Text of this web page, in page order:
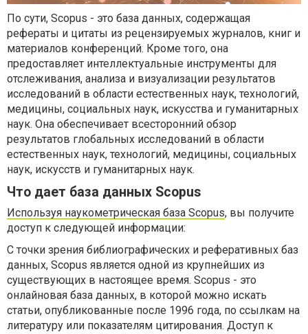
По сути, Scopus - это база данных, содержащая
рефераты и цитаты из рецензируемых журналов, книг и
материалов конференций. Кроме того, она
предоставляет интеллектуальные инструменты для
отслеживания, анализа и визуализации результатов
исследований в области естественных наук, технологий,
медицины, социальных наук, искусства и гуманитарных
наук. Она обеспечивает всесторонний обзор
результатов глобальных исследований в области
естественных наук, технологий, медицины, социальных
наук, искусств и гуманитарных наук.
Что дает база данных Scopus
Используя наукометрическая база Scopus, вы получите
доступ к следующей информации:
С точки зрения библиографических и реферативных баз
данных, Scopus является одной из крупнейших из
существующих в настоящее время. Scopus - это
онлайновая база данных, в которой можно искать
статьи, опубликованные после 1996 года, по ссылкам на
литературу или показателям цитирования. Доступ к